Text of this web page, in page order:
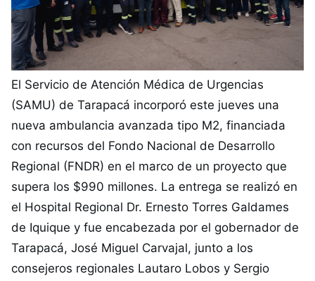
El Servicio de Atención Médica de Urgencias
(SAMU) de Tarapacá incorporó este jueves una
nueva ambulancia avanzada tipo M2, financiada
con recursos del Fondo Nacional de Desarrollo
Regional (FNDR) en el marco de un proyecto que
supera los $990 millones. La entrega se realizó en
el Hospital Regional Dr. Ernesto Torres Galdames
de Iquique y fue encabezada por el gobernador de
Tarapacá, José Miguel Carvajal, junto a los
consejeros regionales Lautaro Lobos y Sergio